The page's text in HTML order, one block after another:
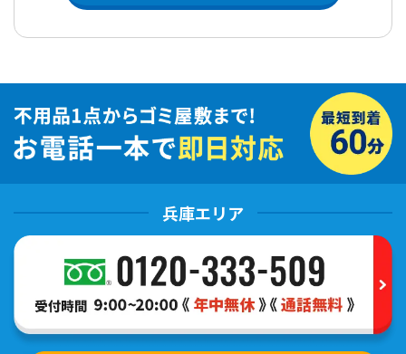
兵庫エリア